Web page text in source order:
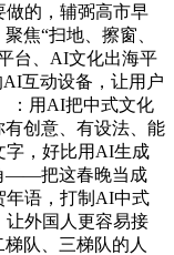
做的，辅弼高市早
焦“扫地、擦窗、
台、AI文化出海平
互动设备，让用户
：用AI把中式文化
创意、有设法、能
字，好比用AI生成
——把这春晚当成
年语，打制AI中式
外国人更容易接
队、三梯队的人